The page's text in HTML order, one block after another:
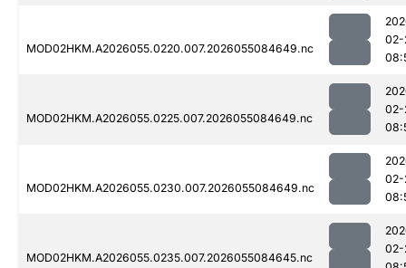
MOD02HKM.A2026055.0220.007.2026055084649.nc
02-
MOD02HKM.A2026055.0225.007.2026055084649.nc
02-
MOD02HKM.A2026055.0230.007.2026055084649.nc
02-
MOD02HKM.A2026055.0235.007.2026055084645.nc
02-